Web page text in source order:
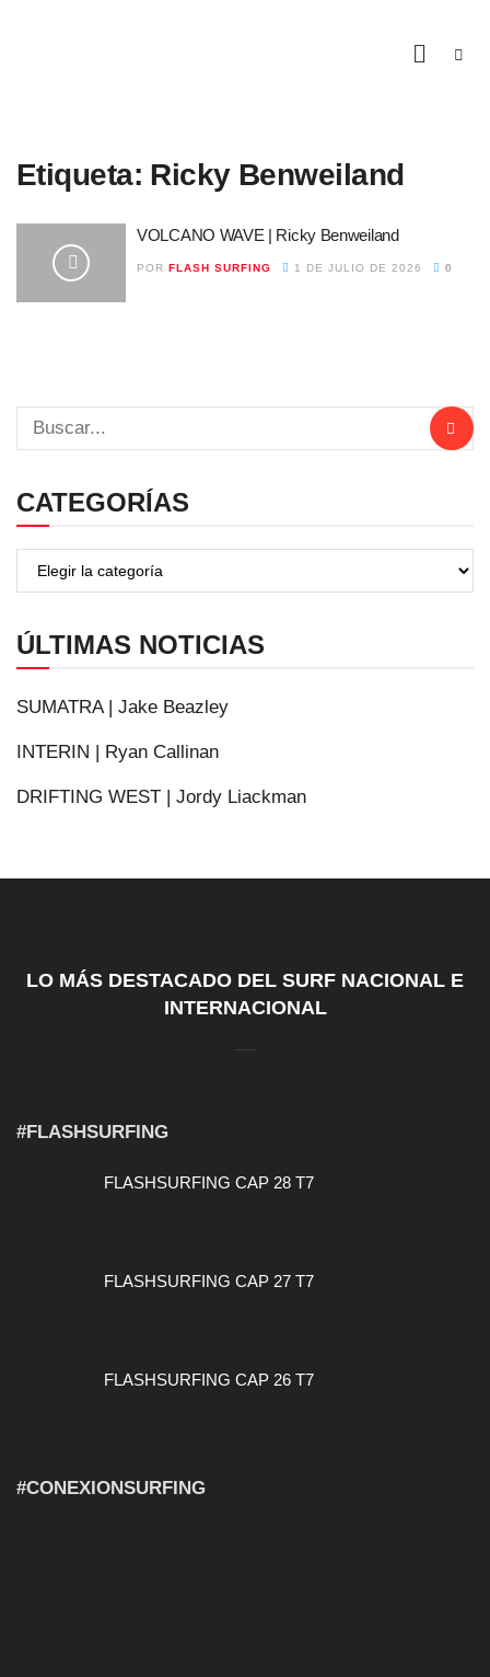
Etiqueta: Ricky Benweiland
VOLCANO WAVE | Ricky Benweiland
POR FLASH SURFING 1 DE JULIO DE 2026 0
CATEGORÍAS
ÚLTIMAS NOTICIAS
SUMATRA | Jake Beazley
INTERIN | Ryan Callinan
DRIFTING WEST | Jordy Liackman
LO MÁS DESTACADO DEL SURF NACIONAL E
INTERNACIONAL
#FLASHSURFING
FLASHSURFING CAP 28 T7
FLASHSURFING CAP 27 T7
FLASHSURFING CAP 26 T7
#CONEXIONSURFING